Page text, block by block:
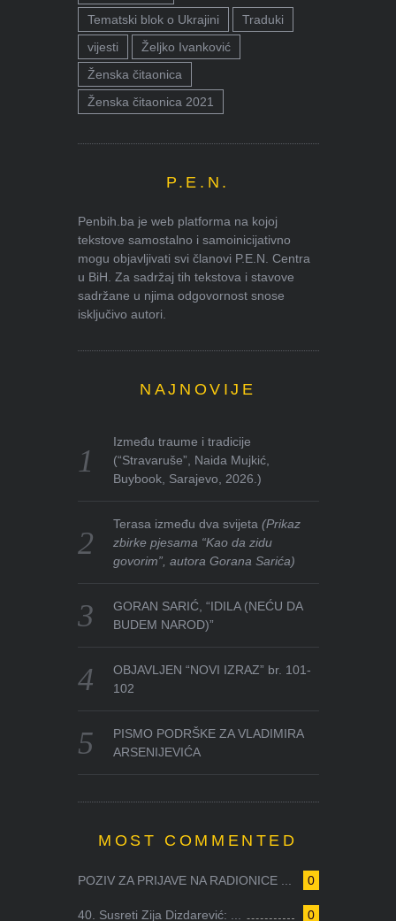
Tematski blok o Ukrajini
Traduki
vijesti
Željko Ivanković
Ženska čitaonica
Ženska čitaonica 2021
P.E.N.
Penbih.ba je web platforma na kojoj
tekstove samostalno i samoinicijativno
mogu objavljivati svi članovi P.E.N. Centra
u BiH. Za sadržaj tih tekstova i stavove
sadržane u njima odgovornost snose
isključivo autori.
NAJNOVIJE
Između traume i tradicije
(“Stravaruše”, Naida Mujkić,
Buybook, Sarajevo, 2026.)
Terasa između dva svijeta(Prikaz
zbirke pjesama “Kao da zidu
govorim”, autora Gorana Sarića)
GORAN SARIĆ, “IDILA (NEĆU DA
BUDEM NAROD)”
OBJAVLJEN “NOVI IZRAZ” br. 101-
102
PISMO PODRŠKE ZA VLADIMIRA
ARSENIJEVIĆA
MOST COMMENTED
0
POZIV ZA PRIJAVE NA RADIONICE ...
0
40. Susreti Zija Dizdarević: ...